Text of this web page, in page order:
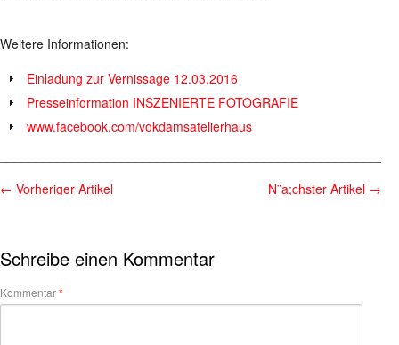
Weitere Informationen:
Einladung zur Vernissage 12.03.2016
Presseinformation INSZENIERTE FOTOGRAFIE
www.facebook.com/vokdamsatelierhaus
← Vorheriger Artikel N¨a;chster Artikel →
Schreibe einen Kommentar
Kommentar*